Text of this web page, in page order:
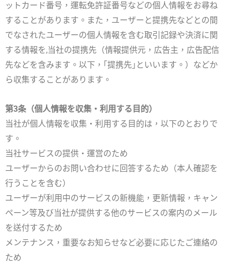
ットカード番号，運転免許証番号などの個人情報をお尋ね
することがあります。また，ユーザーと提携先などとの間
でなされたユーザーの個人情報を含む取引記録や決済に関
する情報を,当社の提携先（情報提供元，広告主，広告配信
先などを含みます。以下，｢提携先｣といいます。）などか
ら収集することがあります。
第3条（個人情報を収集・利用する目的）
当社が個人情報を収集・利用する目的は，以下のとおりで
す。
当社サービスの提供・運営のため
ユーザーからのお問い合わせに回答するため（本人確認を
行うことを含む）
ユーザーが利用中のサービスの新機能，更新情報，キャン
ペーン等及び当社が提供する他のサービスの案内のメール
を送付するため
メンテナンス，重要なお知らせなど必要に応じたご連絡の
ため